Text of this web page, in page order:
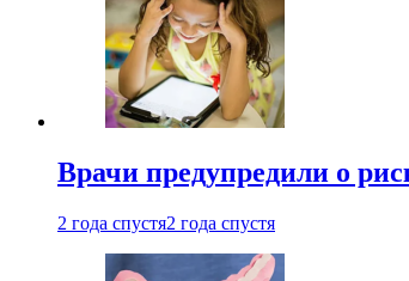
Врачи предупредили о
2 года спустя2 года спустя